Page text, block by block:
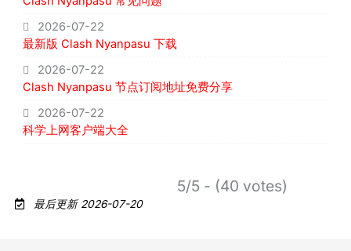
2026-07-22
最新版 Clash Nyanpasu 下载
2026-07-22
Clash Nyanpasu 节点订阅地址免费分享
2026-07-22
科学上网客户端大全
5/5 - (40 votes)
最后更新 2026-07-20